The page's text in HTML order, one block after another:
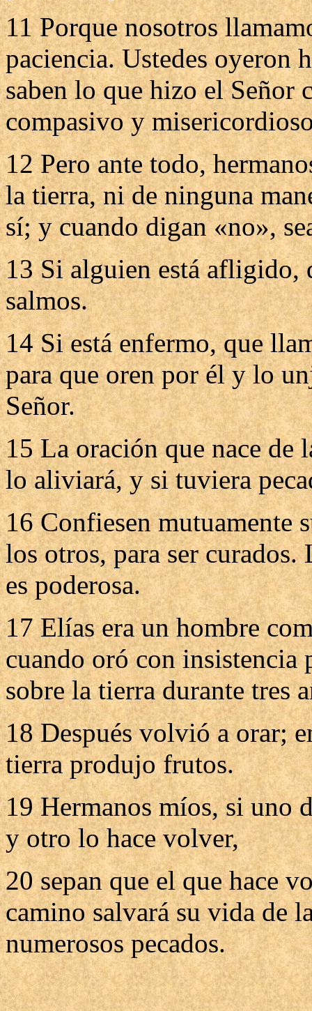
11 Porque nosotros
paciencia. Ustedes oyeron
saben lo que hizo el Señor
compasivo y
12 Pero ante todo,
la tierra, ni de ninguna
sí; y cuando digan «no»,
13 Si alguien está afligido,
salmos.
14 Si está enfermo, que
para que oren por él y lo
Señor.
15 La oración que nace de
lo aliviará, y si tuviera
16 Confiesen mutuamente
los otros, para ser
es poderosa.
17 Elías era un hombre
cuando oró con
sobre la tierra durante tres
18 Después volvió a orar;
tierra produjo frutos.
19 Hermanos míos, si uno
y otro lo hace volver,
20 sepan que el que hace
camino salvará su vida de
numerosos pecados.